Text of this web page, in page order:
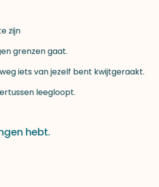
zijn
grenzen gaat.
iets van jezelf bent kwijtgeraakt.
leegloopt.
hebt.